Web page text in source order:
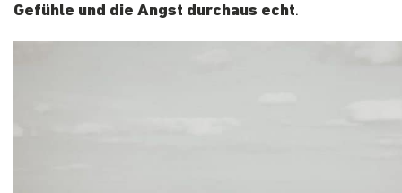
Gefühle und die Angst durchaus echt.